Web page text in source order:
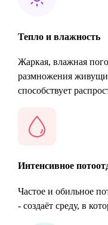
Тепло и влажность
Жаркая, влажная
размножения
способствует
Интенсивное
Частое и обильное
- создаёт среду, в